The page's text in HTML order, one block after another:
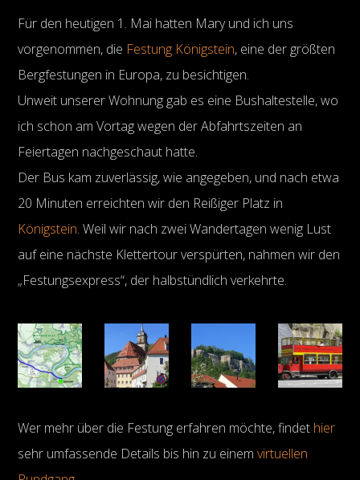
Für den heutigen 1. Mai hatten Mary und ich uns
vorgenommen, die Festung Königstein, eine der größten
Bergfestungen in Europa, zu besichtigen.
Unweit unserer Wohnung gab es eine Bushaltestelle, wo
ich schon am Vortag wegen der Abfahrtszeiten an
Feiertagen nachgeschaut hatte.
Der Bus kam zuverlässig, wie angegeben, und nach etwa
20 Minuten erreichten wir den Reißiger Platz in
Königstein. Weil wir nach zwei Wandertagen wenig Lust
auf eine nächste Klettertour verspürten, nahmen wir den
„Festungsexpress“, der halbstündlich verkehrte.
Wer mehr über die Festung erfahren möchte, findet hier
sehr umfassende Details bis hin zu einemvirtuellen